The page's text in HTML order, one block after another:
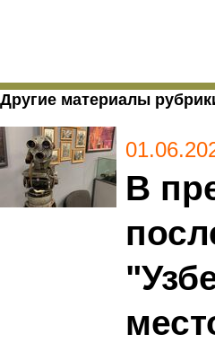
Другие материалы
В